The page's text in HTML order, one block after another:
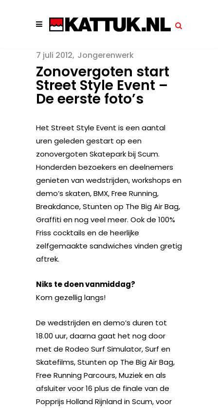
7 juli 2012 Jongerenwerk
Zonovergoten start
Street Style Event –
De eerste foto’s
Het Street Style Event is een aantal
uren geleden gestart op een
zonovergoten Skatepark bij Scum.
Honderden bezoekers en deelnemers
genieten van wedstrijden, workshops en
demo’s skaten, BMX, Free Running,
Breakdance, Stunten op The Big Air Bag,
Graffiti en nog veel meer. Ook de 100%
Friss cocktails en de heerlijke
zelfgemaakte sandwiches vinden gretig
aftrek.
Niks te doen vanmiddag?
Kom gezellig langs!
De wedstrijden en demo’s duren tot
18.00 uur, daarna gaat het nog door
met de Rodeo Surf Simulator, Surf en
Skatefilms, Stunten op The Big Air Bag,
Free Running Parcours, Muziek en als
afsluiter voor 16 plus de finale van de
Popprijs Holland Rijnland in Scum, voor